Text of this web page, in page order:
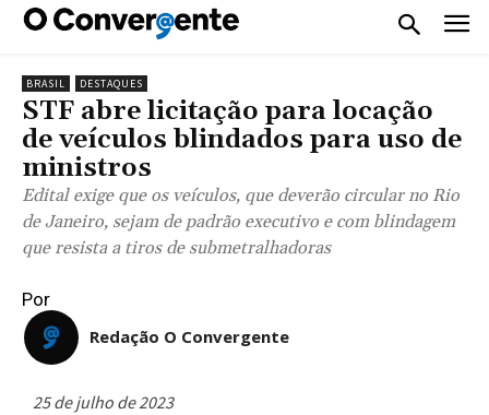
BRASIL DESTAQUES
STF abre licitação para locação
de veículos blindados para uso de
ministros
Edital exige que os veículos, que deverão circular no Rio
de Janeiro, sejam de padrão executivo e com blindagem
que resista a tiros de submetralhadoras
Por
Redação O Convergente
25 de julho de 2023